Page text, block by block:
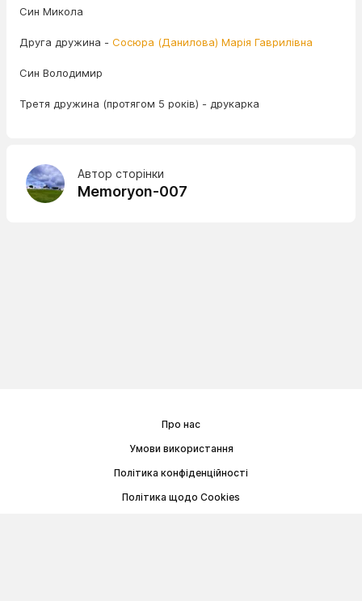
Син Микола
Друга дружина - Сосюра (Данилова) Марія Гаврилівна
Син Володимир
Третя дружина (протягом 5 років) - друкарка
Автор сторінки
Memoryon-007
Про нас
Умови використання
Політика конфіденційності
Політика щодо Cookies